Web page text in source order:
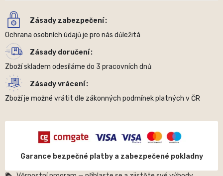
Zásady zabezpečení
Ochrana osobních údajů je pro nás důležitá
Zásady doručení
Zboží skladem odesíláme do 3 pracovních dnů
Zásady vrácení
Zboží je možné vrátit dle zákonných podmínek platných v ČR
Garance bezpečné platby a zabezpečené pokladny